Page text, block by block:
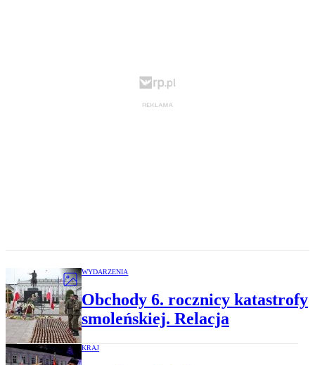
WYDARZENIA
Obchody 6. rocznicy katastrofy
smoleńskiej. Relacja
KRAJ